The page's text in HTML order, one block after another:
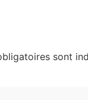
sont